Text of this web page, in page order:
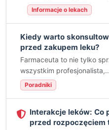
Informacje o lekach
Kiedy warto
przed zakupem leku?
Farmaceuta to nie tylko
wszystkim
Poradniki
Interakcje leków: Co
przed rozpoczęciem